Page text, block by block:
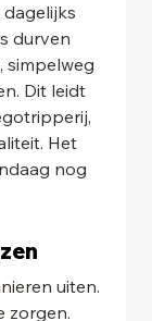
durven
simpelweg
Dit leidt
Het
nog
uiten.
zorgen.